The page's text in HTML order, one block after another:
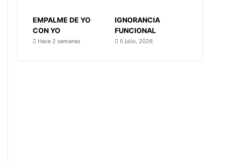
EMPALME DE YO
CON YO
Hace 2 semanas
IGNORANCIA
FUNCIONAL
5 julio, 2026